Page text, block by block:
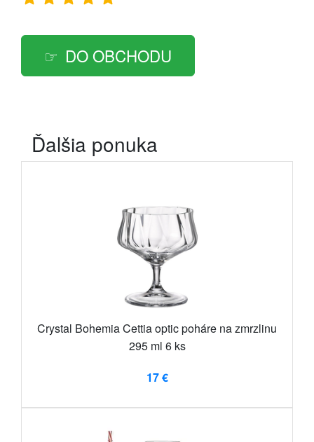
DO OBCHODU
Ďalšia ponuka
Crystal Bohemia Cettia optic poháre na zmrzlinu
295 ml 6 ks
17 €